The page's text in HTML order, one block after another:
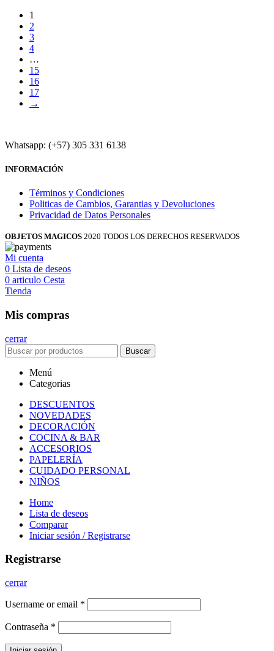
1
2
3
4
…
15
16
17
→
Whatsapp: (+57) 305 331 6138
INFORMACIÓN
Términos y Condiciones
Politicas de Cambios, Garantias y Devoluciones
Privacidad de Datos Personales
OBJETOS MAGICOS 2020 TODOS LOS DERECHOS RESERVADOS
Mi cuenta
0 Lista de deseos
0 articulo Cesta
Tienda
Mis compras
cerrar
Buscar
Menú
Categorias
DESCUENTOS
NOVEDADES
DECORACIÓN
COCINA & BAR
ACCESORIOS
PAPELERÍA
CUIDADO PERSONAL
NIÑOS
Home
Lista de deseos
Comparar
Iniciar sesión / Registrarse
Registrarse
cerrar
Username or email *
Contraseña *